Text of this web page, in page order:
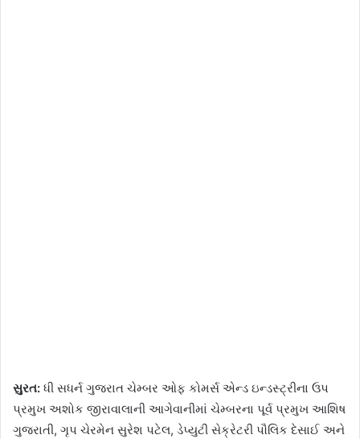
સુરત: ધી સધર્ન ગુજરાત ચેમ્બર ઓફ કોમર્સ એન્ડ ઇન્ડસ્ટ્રીના ઉપ
પ્રમુખ અશોક જીરાવાલાની આગેવાનીમાં ચેમ્બરના પૂર્વ પ્રમુખ આશિષ
ગુજરાતી, ગૃપ ચેરમેન સુરેશ પટેલ, ડેપ્યુટી સેક્રેટરી પૌલિક દેસાઈ અને